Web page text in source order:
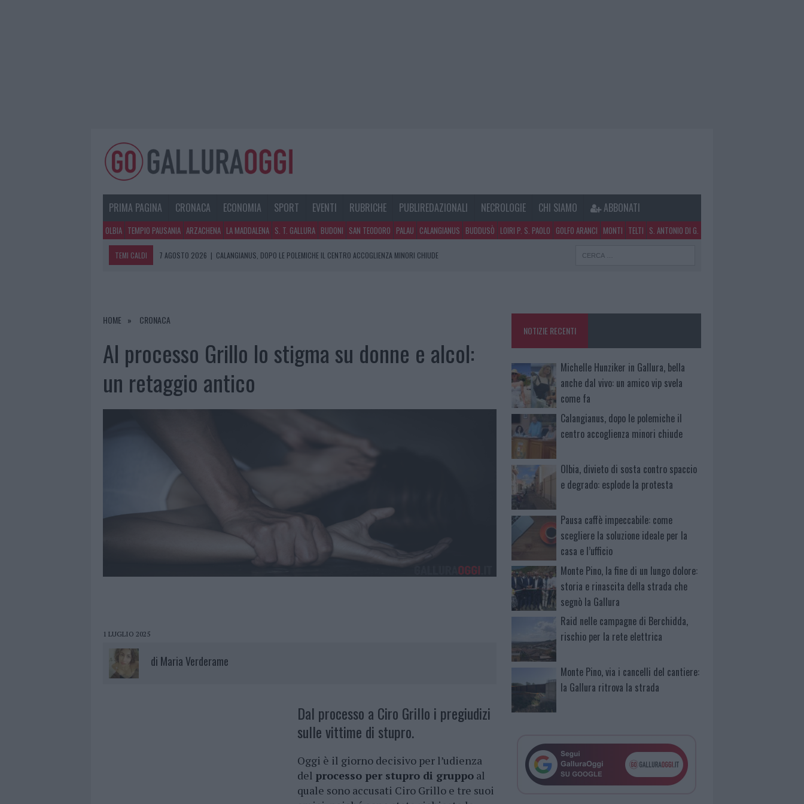
PRIMA PAGINA CRONACA ECONOMIA SPORT EVENTI RUBRICHE PUBLIREDAZIONALI NECROLOGIE CHI SIAMO ABBONATI
OLBIA TEMPIO PAUSANIA ARZACHENA LA MADDALENA S. T. GALLURA BUDONI SAN TEODORO PALAU CALANGIANUS BUDDUSÒ LOIRI P. S. PAOLO GOLFO ARANCI MONTI TELTI S. ANTONIO DI G.
TEMI CALDI 7 AGOSTO 2026 | CALANGIANUS, DOPO LE POLEMICHE IL CENTRO ACCOGLIENZA MINORI CHIUDE
7 AGOSTO 2026
|
HOME CRONACA
Al processo Grillo lo stigma su donne e alcol:
un retaggio antico
1 LUGLIO 2025
di Maria Verderame
Dal processo a Ciro Grillo i pregiudizi
sulle vittime di stupro.
Oggi è il giorno decisivo per l’udienza
del processo per stupro di gruppo al
quale sono accusati Ciro Grillo e tre suoi
NOTIZIE RECENTI
Michelle Hunziker in Gallura, bella
anche dal vivo: un amico vip svela
come fa
Calangianus, dopo le polemiche il
centro accoglienza minori chiude
Olbia, divieto di sosta contro spaccio
e degrado: esplode la protesta
Pausa caffè impeccabile: come
scegliere la soluzione ideale per la
casa e l’ufficio
Monte Pino, la fine di un lungo dolore:
storia e rinascita della strada che
segnò la Gallura
Raid nelle campagne di Berchidda,
rischio per la rete elettrica
Monte Pino, via i cancelli del cantiere:
la Gallura ritrova la strada